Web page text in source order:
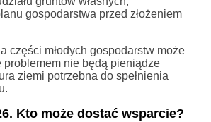
gospodarstwa przed złożeniem
części młodych gospodarstw może
problemem nie będą pieniądze
ziemi potrzebna do spełnienia
Kto może dostać wsparcie?